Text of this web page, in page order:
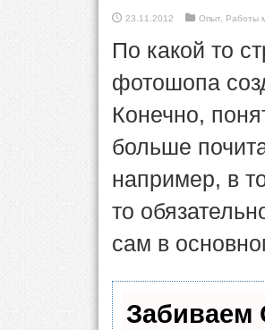
23.11.2012 Опыт, Работы
По какой то
фотошопа
Конечно,
больше
например, в
то
сам в